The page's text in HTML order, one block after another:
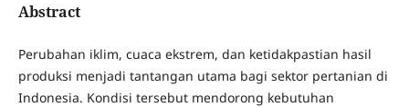
Abstract
Perubahan iklim, cuaca ekstrem, dan ketidakpastian hasil
produksi menjadi tantangan utama bagi sektor pertanian di
Indonesia. Kondisi tersebut mendorong kebutuhan